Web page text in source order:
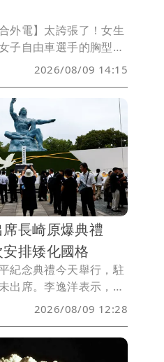
外電】太誇張了！女生
子自由車選手的胸型尺
績嗎？自由車界頂級賽
賽（Tour de France
議事件，主辦單位為了
賽選手是否在車衣內暗
Chest Fairing）」，
競爭優勢，竟然要求較
外解衣，以供男性裁判
2026/08/09 14:15
席長崎原爆典禮
排矮化國格
紀念典禮今天舉行，駐
出席。李逸洋表示，長
表座位安排在使節團區
台灣國格與國家地位，
出席層級，並對長崎市
正抗議與譴責。
2026/08/09 12:28